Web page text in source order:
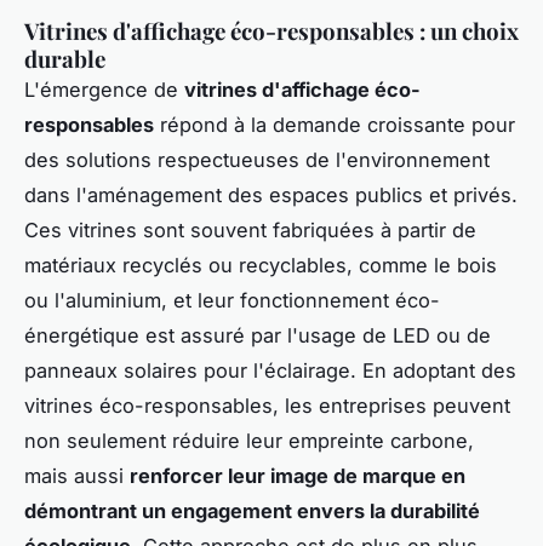
Vitrines d'affichage éco-responsables : un choix
durable
L'émergence de vitrines d'affichage éco-
responsables répond à la demande croissante pour
des solutions respectueuses de l'environnement
dans l'aménagement des espaces publics et privés.
Ces vitrines sont souvent fabriquées à partir de
matériaux recyclés ou recyclables, comme le bois
ou l'aluminium, et leur fonctionnement éco-
énergétique est assuré par l'usage de LED ou de
panneaux solaires pour l'éclairage. En adoptant des
vitrines éco-responsables, les entreprises peuvent
non seulement réduire leur empreinte carbone,
mais aussi renforcer leur image de marque en
démontrant un engagement envers la durabilité